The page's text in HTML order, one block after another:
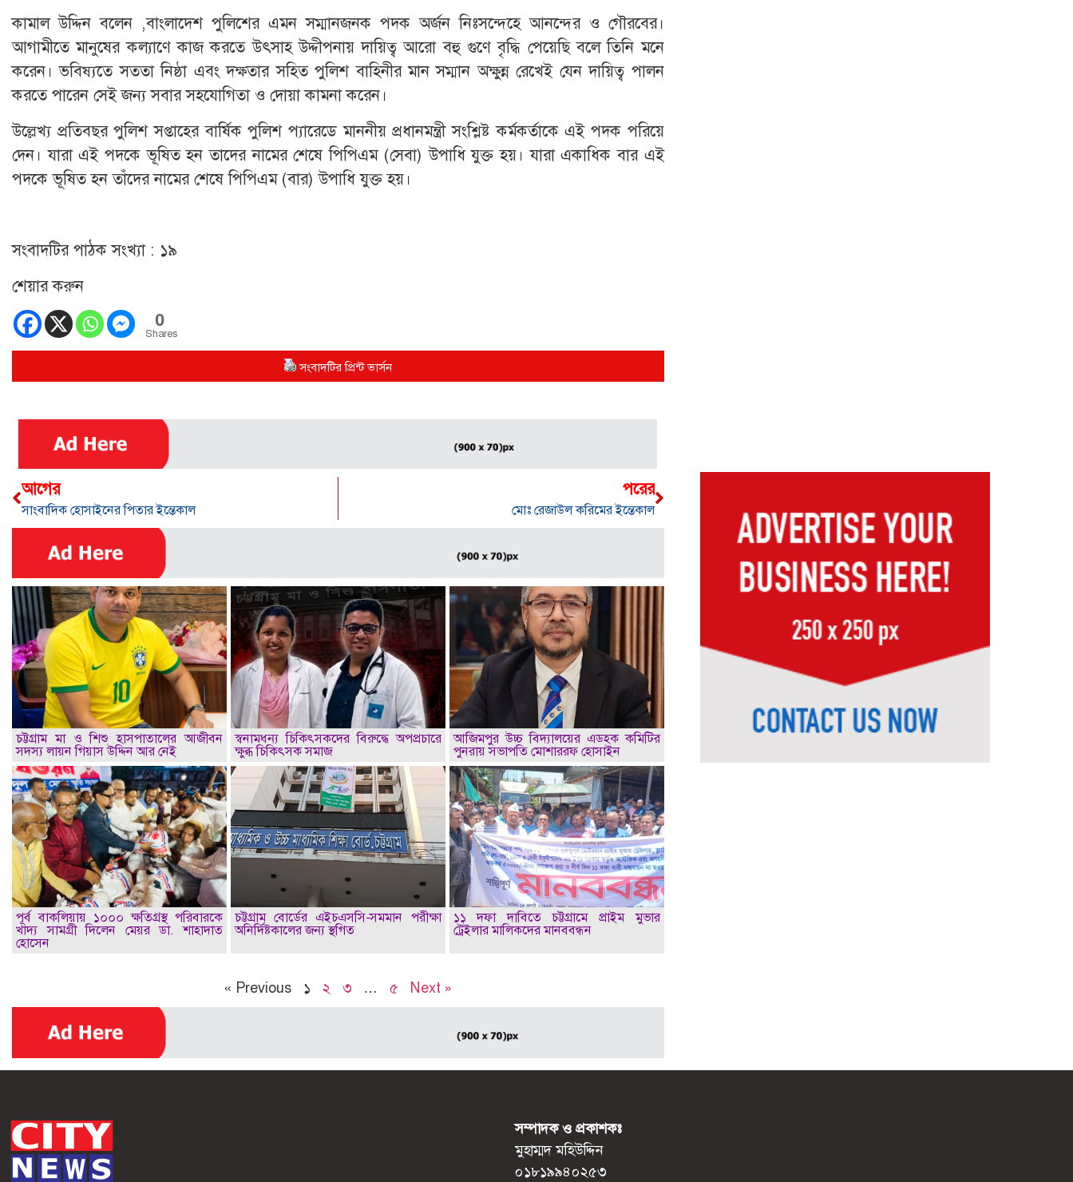
কামাল উদ্দিন বলেন ,বাংলাদেশ পুলিশের এমন সম্মানজনক পদক অর্জন নিঃসন্দেহে আনন্দের ও গৌরবের।
আগামীতে মানুষের কল্যাণে কাজ করতে উৎসাহ উদ্দীপনায় দায়িত্ব আরো বহু গুণে বৃদ্ধি পেয়েছি বলে তিনি মনে
করেন। ভবিষ্যতে সততা নিষ্ঠা এবং দক্ষতার সহিত পুলিশ বাহিনীর মান সম্মান অক্ষুন্ন রেখেই যেন দায়িত্ব পালন
করতে পারেন সেই জন্য সবার সহযোগিতা ও দোয়া কামনা করেন।
উল্লেখ্য প্রতিবছর পুলিশ সপ্তাহের বার্ষিক পুলিশ প্যারেডে মাননীয় প্রধানমন্ত্রী সংশ্লিষ্ট কর্মকর্তাকে এই পদক পরিয়ে
দেন। যারা এই পদকে ভূষিত হন তাদের নামের শেষে পিপিএম (সেবা) উপাধি যুক্ত হয়। যারা একাধিক বার এই
পদকে ভূষিত হন তাঁদের নামের শেষে পিপিএম (বার) উপাধি যুক্ত হয়।
সংবাদটির পাঠক সংখ্যা : ১৯
শেয়ার করুন
0
Shares
সংবাদটির প্রিন্ট ভার্সন
আগের
সাংবাদিক হোসাইনের পিতার ইন্তেকাল
পরের
মোঃ রেজাউল করিমের ইন্তেকাল
চট্টগ্রাম মা ও শিশু হাসপাতালের আজীবন
সদস্য লায়ন গিয়াস উদ্দিন আর নেই
স্বনামধন্য চিকিৎসকদের বিরুদ্ধে অপপ্রচারে
ক্ষুব্ধ চিকিৎসক সমাজ
আজিমপুর উচ্চ বিদ্যালয়ের এডহক কমিটির
পুনরায় সভাপতি মোশাররফ হোসাইন
পূর্ব বাকলিয়ায় ১০০০ ক্ষতিগ্রস্থ পরিবারকে
খাদ্য সামগ্রী দিলেন মেয়র ডা. শাহাদাত
হোসেন
চট্টগ্রাম বোর্ডের এইচএসসি-সমমান পরীক্ষা
অনির্দিষ্টকালের জন্য স্থগিত
১১ দফা দাবিতে চট্টগ্রামে প্রাইম মুভার
ট্রেইলার মালিকদের মানববন্ধন
« Previous ১ ২ ৩ … ৫ Next »
সম্পাদক ও প্রকাশকঃ
মুহাম্মদ মহিউদ্দিন
০১৮১৯৯৪০২৫৩